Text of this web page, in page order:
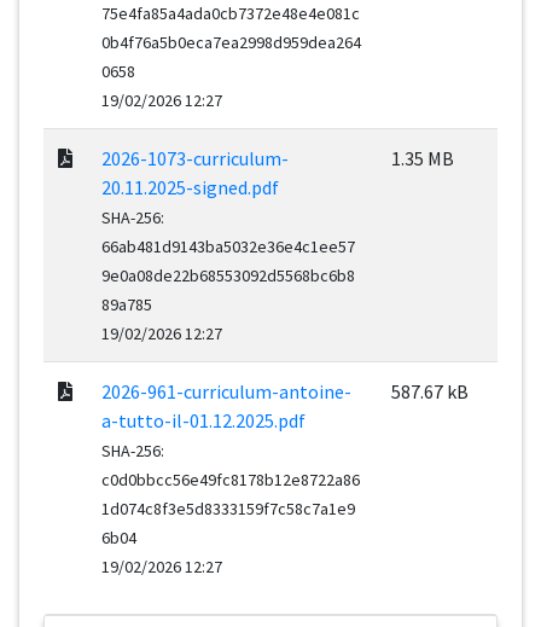
75e4fa85a4ada0cb7372e48e4e081c
0b4f76a5b0eca7ea2998d959dea264
0658
19/02/2026 12:27
2026-1073-curriculum-
20.11.2025-signed.pdf
SHA-256:
66ab481d9143ba5032e36e4c1ee57
9e0a08de22b68553092d5568bc6b8
89a785
19/02/2026 12:27
1.35 MB
2026-961-curriculum-antoine-
a-tutto-il-01.12.2025.pdf
SHA-256:
c0d0bbcc56e49fc8178b12e8722a86
1d074c8f3e5d8333159f7c58c7a1e9
6b04
19/02/2026 12:27
587.67 kB